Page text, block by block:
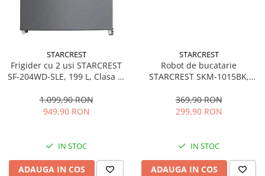
STARCREST
Frigider cu 2 usi STARCREST
SF-204WD-SLE, 199 L, Clasa E,
Termostat Ajustabil, Usi
reversibile, H 143 cm, Argintiu
1.099,90 RON
949,90 RON
IN STOC
ADAUGA IN COS
STARCREST
Robot de bucatarie
STARCREST SKM-1015BK,
Accesorii, 10 Viteze + Pulse,
Negru
369,90 RON
299,90 RON
IN STOC
ADAUGA IN COS